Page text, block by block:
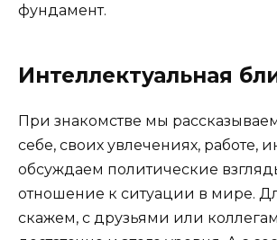
фундамент.
Интеллектуальная
При знакомстве мы
себе, своих увлечениях, работе,
обсуждаем политические
отношение к ситуации в мире.
скажем, с друзьями или